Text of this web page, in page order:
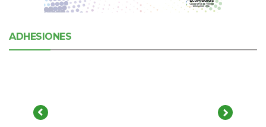
ADHESIONES